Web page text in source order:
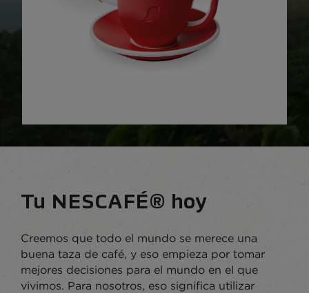
Tu NESCAFÉ® hoy
Creemos que todo el mundo se merece una
buena taza de café, y eso empieza por tomar
mejores decisiones para el mundo en el que
vivimos. Para nosotros, eso significa utilizar